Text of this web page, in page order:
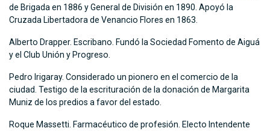
de Brigada en 1886 y General de División en 1890. Apoyó la
Cruzada Libertadora de Venancio Flores en 1863.
Alberto Drapper. Escribano. Fundó la Sociedad Fomento de Aiguá
y el Club Unión y Progreso.
Pedro Irigaray. Considerado un pionero en el comercio de la
ciudad. Testigo de la escrituración de la donación de Margarita
Muniz de los predios a favor del estado.
Roque Massetti. Farmacéutico de profesión. Electo Intendente